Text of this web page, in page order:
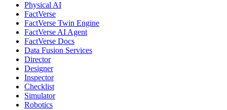
Physical AI
FactVerse
FactVerse Twin Engine
FactVerse AI Agent
FactVerse Docs
Data Fusion Services
Director
Designer
Inspector
Checklist
Simulator
Robotics